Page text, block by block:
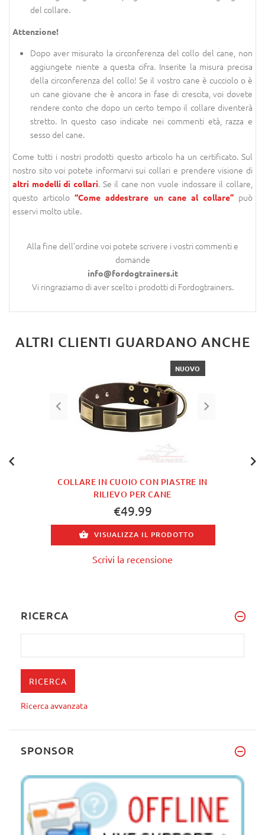
del collare.
Attenzione!
Dopo aver misurato la circonferenza del collo del cane, non
aggiungete niente a questa cifra. Inserite la misura precisa
della circonferenza del collo! Se il vostro cane è cucciolo o è
un cane giovane che è ancora in fase di crescita, voi dovete
rendere conto che dopo un certo tempo il collare diventerà
stretto. In questo caso indicate nei commenti età, razza e
sesso del cane.
Come tutti i nostri prodotti questo articolo ha un certificato. Sul
nostro sito voi potete informarvi sui collari e prendere visione di
altri modelli di collari. Se il cane non vuole indossare il collare,
questo articolo“Come addestrare un cane al collare”può
esservi molto utile.
Alla fine dell’ordine voi potete scrivere i vostri commenti e
domande
info@fordogtrainers.it
Vi ringraziamo di aver scelto i prodotti di Fordogtrainers.
ALTRI CLIENTI GUARDANO ANCHE
NUOVO
COLLARE IN CUOIO CON PIASTRE IN
RILIEVO PER CANE
€49.99
VISUALIZZA IL PRODOTTO
Scrivi la recensione
RICERCA
Ricerca avvanzata
SPONSOR